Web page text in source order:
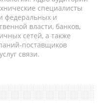
специалисты
федеральных и
власти, банков,
сетей, а также
поставщиков
связи.